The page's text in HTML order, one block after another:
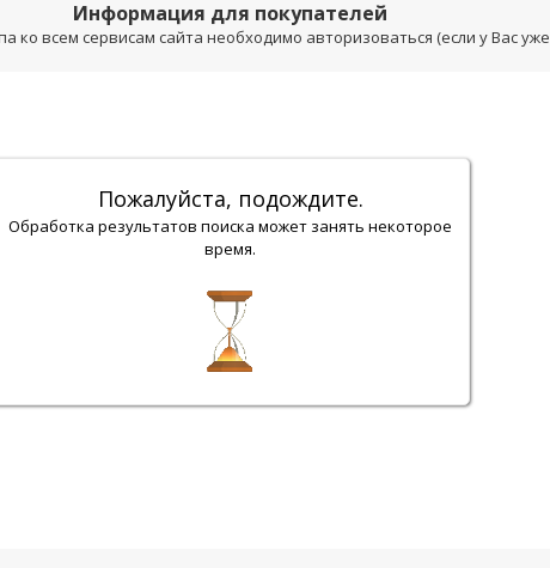
Информация для покупателей
ко всем сервисам сайта необходимо авторизоваться (если у Вас
Пожалуйста, подождите.
Обработка результатов поиска может занять некоторое
время.